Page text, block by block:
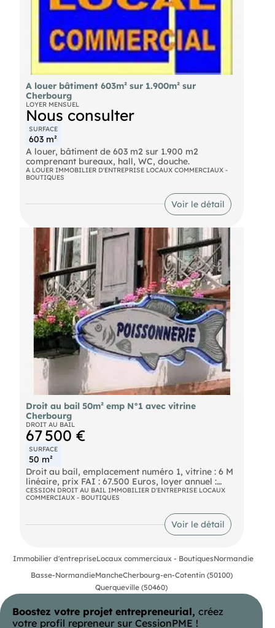
A louer bâtiment 603m² sur 1.900m² sur
Cherbourg
LOYER MENSUEL
Nous consulter
SURFACE
603 m²
A louer, bâtiment de 603 m2 sur 1.900 m2
comprenant bureaux, hall, WC, douche.
A LOUER IMMOBILIER D'ENTREPRISE LOCAUX COMMERCIAUX -
BOUTIQUES
Voir le détail
Droit au bail 50m² emp N°1 avec vitrine
Cherbourg
DROIT AU BAIL
67 500 €
SURFACE
50 m²
Droit au bail, emplacement numéro 1, vitrine : 6 M
linéaire, prix FAI : 67.500 Euros, loyer annuel :
7.800 Euros.
CESSION DROIT AU BAIL IMMOBILIER D'ENTREPRISE LOCAUX
COMMERCIAUX - BOUTIQUES
Voir le détail
Immobilier d'entrepriseLocaux commerciaux - BoutiquesNormandie
Basse-NormandieMancheCherbourg-en-Cotentin (50100)
Querqueville (50460)
Boostez votre projet entrepreneurial, créez
votre profil repreneur sur CessionPME !